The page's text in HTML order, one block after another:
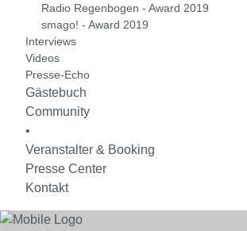
Radio Regenbogen - Award 2019
smago! - Award 2019
Interviews
Videos
Presse-Echo
Gästebuch
Community
•
Veranstalter & Booking
Presse Center
Kontakt